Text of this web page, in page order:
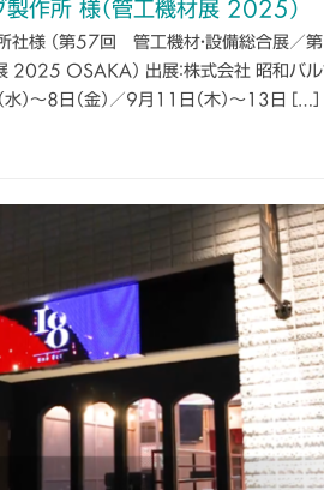
作所 様（管工機材展 2025）
社様 （第57回 管工機材・設備総合展／第
2025 OSAKA） 出展：株式会社 昭和バ
）～8日（金）／9月11日（木）～13日 […]